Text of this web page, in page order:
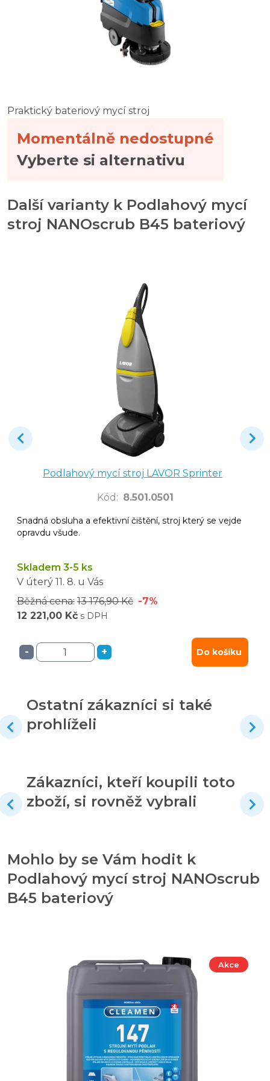
Praktický bateriový mycí stroj
Momentálně nedostupné
Vyberte si alternativu
Další varianty k Podlahový mycí
stroj NANOscrub B45 bateriový
Podlahový mycí stroj LAVOR Sprinter
Kód : 8.501.0501
Snadná obsluha a efektivní čištění, stroj který se vejde
opravdu všude.
Skladem 3-5 ks
V úterý 11. 8. u Vás
Běžná cena: 13 176,90 Kč -7%
12 221,00 Kč s DPH
- + Do košíku
Ostatní zákazníci si také
prohlíželi
Zákazníci, kteří koupili toto
zboží, si rovněž vybrali
Mohlo by se Vám hodit k
Podlahový mycí stroj NANOscrub
B45 bateriový
Akce